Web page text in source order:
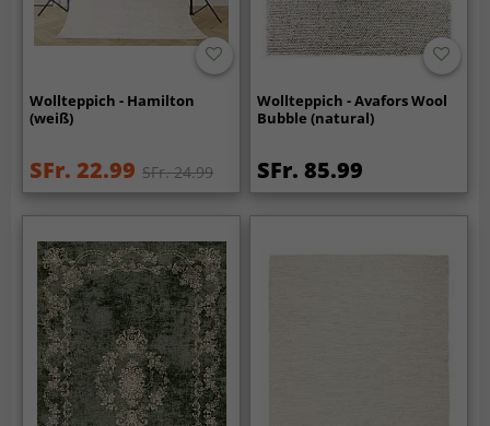
Wollteppich - Hamilton
(weiß)
SFr. 22.99 SFr. 24.99
Wollteppich - Avafors Wool
Bubble (natural)
SFr. 85.99